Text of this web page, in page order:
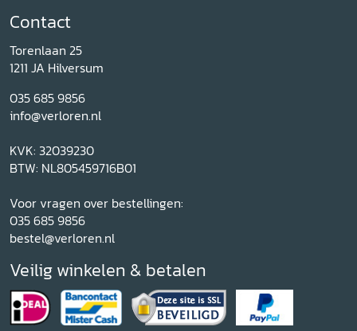
Contact
Torenlaan 25
1211 JA Hilversum
035 685 9856
info@verloren.nl
KVK: 32039230
BTW: NL805459716B01
Voor vragen over bestellingen:
035 685 9856
bestel@verloren.nl
Veilig winkelen & betalen